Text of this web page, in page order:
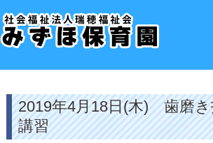
2019年4月18日(木) 歯磨
講習